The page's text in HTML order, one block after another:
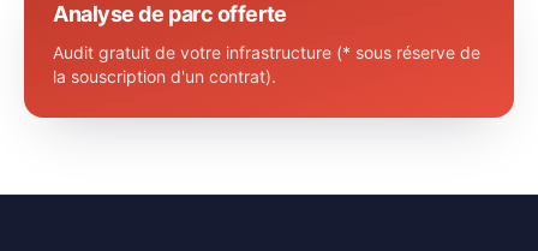
Analyse de parc offerte
Audit gratuit de votre infrastructure (* sous réserve de
la souscription d'un contrat).